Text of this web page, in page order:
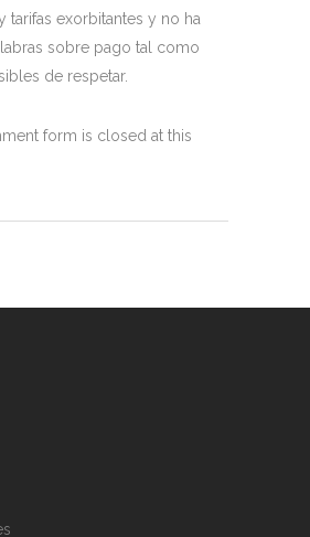
tarifas exorbitantes y no ha
sobre pago tal como
de respetar.
form is closed at this